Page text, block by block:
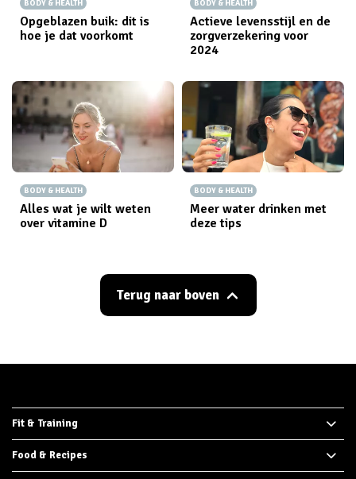
BODY & HEALTH
Opgeblazen buik: dit is
hoe je dat voorkomt
BODY & HEALTH
Actieve levensstijl en de
zorgverzekering voor
2024
BODY & HEALTH
Alles wat je wilt weten
over vitamine D
BODY & HEALTH
Meer water drinken met
deze tips
Terug naar boven
Fit & Training
Food & Recipes